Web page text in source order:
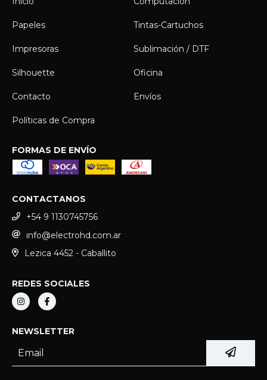
Papeles Tintas-Cartuchos
Impresoras Sublimación / DTF
Silhouette Oficina
Contacto Envíos
Políticas de Compra
FORMAS DE ENVÍO
CONTACTANOS
+54 9 1130745756
info@electrohd.com.ar
Lezica 4452 - Caballito
REDES SOCIALES
NEWSLETTER